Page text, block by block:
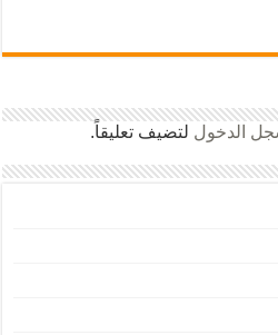
الدخول لتضيف تعليقاً.